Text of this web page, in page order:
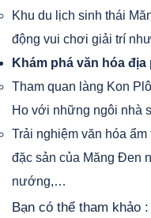
Khu du lịch sinh thái
động vui chơi giải trí
Khám phá văn hóa
Tham quan làng Kon
Ho với những ngôi nhà
Trải nghiệm văn hóa
đặc sản của Măng Đen
nướng,…
Bạn có thể tham khảo :